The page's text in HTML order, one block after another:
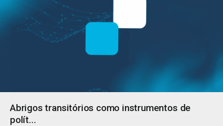
Abrigos transitórios como instrumentos de
polít...